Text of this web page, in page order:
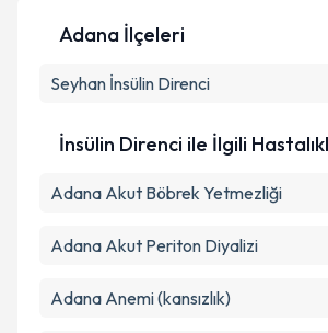
Metni'ni okudum ve kişisel
Adana İlçeleri
Seyhan İnsülin Direnci
İnsülin Direnci ile İlgili
Adana Akut Böbrek Yetmezliği
Adana Akut Periton Diyalizi
Adana Anemi (kansızlık)